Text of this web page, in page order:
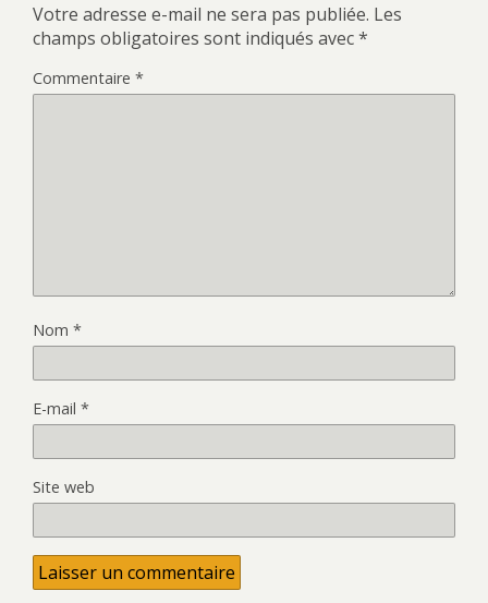
Votre adresse e-mail ne sera pas publiée. Les
champs obligatoires sont indiqués avec*
Commentaire *
Nom *
E-mail *
Site web